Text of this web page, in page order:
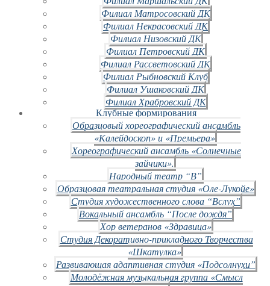
Филиал Матросовский ДК
Филиал Некрасовский ДК
Филиал Низовский ДК
Филиал Петровский ДК
Филиал Рассветовский ДК
Филиал Рыбновский Клуб
Филиал Ушаковский ДК
Филиал Храбровский ДК
Клубные формирования
Образцовый хореографический ансамбль
«Калейдоскоп» и «Премьера»
Хореографический ансамбль «Солнечные
зайчики».
Народный театр “В”
Образцовая театральная студия «Оле-Лукойе»
Студия художественного слова “Вслух”
Вокальный ансамбль “После дождя”
Хор ветеранов «Здравица»
Студия Декоративно-прикладного Творчества
«Шкатулка»
Развивающая адаптивная студия «Подсолнухи”
Молодёжная музыкальная группа «Смысл